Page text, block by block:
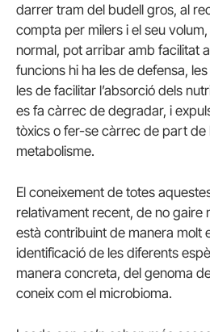
darrer tram del budell gros, al
compta per milers i el seu
normal, pot arribar amb facilitat
funcions hi ha les de defensa,
les de facilitar l’absorció dels
es fa càrrec de degradar, i
tòxics o fer-se càrrec de part de
metabolisme.
El coneixement de totes
relativament recent, de no gaire
està contribuint de manera molt
identificació de les diferents
manera concreta, del genoma
coneix com el microbioma.